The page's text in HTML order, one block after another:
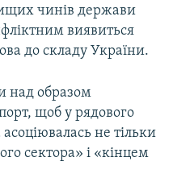
чинів держави
виявиться
до складу України.
над образом
щоб у рядового
не тільки
сектора» і «кінцем